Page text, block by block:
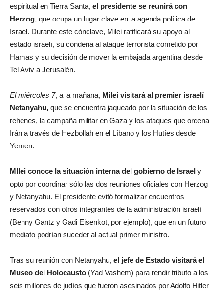
espiritual en Tierra Santa, el presidente se reunirá con
Herzog, que ocupa un lugar clave en la agenda política de
Israel. Durante este cónclave, Milei ratificará su apoyo al
estado israelí, su condena al ataque terrorista cometido por
Hamas y su decisión de mover la embajada argentina desde
Tel Aviv a Jerusalén.
El miércoles 7, a la mañana, Milei visitará al premier israelí
Netanyahu, que se encuentra jaqueado por la situación de los
rehenes, la campaña militar en Gaza y los ataques que ordena
Irán a través de Hezbollah en el Líbano y los Hutíes desde
Yemen.
MIlei conoce la situación interna del gobierno de Israel y
optó por coordinar sólo las dos reuniones oficiales con Herzog
y Netanyahu. El presidente evitó formalizar encuentros
reservados con otros integrantes de la administración israelí
(Benny Gantz y Gadi Eisenkot, por ejemplo), que en un futuro
mediato podrían suceder al actual primer ministro.
Tras su reunión con Netanyahu, el jefe de Estado visitará el
Museo del Holocausto (Yad Vashem) para rendir tributo a los
seis millones de judíos que fueron asesinados por Adolfo Hitler